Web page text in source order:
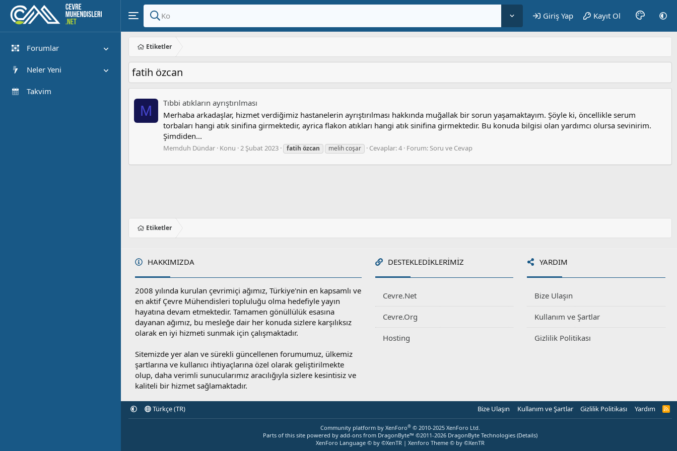
Forumlar
Yeni Mesajlar
Neler Yeni
Öne çıkan içerik
Takvim
Giriş Yap Kayıt Ol
Etiketler
fatih özcan
M
Tıbbi atıkların ayrıştırılması
Merhaba arkadaşlar, hizmet verdiğimiz hastanelerin ayrıştırılması hakkında muğallak bir sorun yaşamaktayım. Şöyle ki, öncellikle serum
torbaları hangi atık sinifina girmektedir, ayrica flakon atıkları hangi atık sinifina girmektedir. Bu konuda bilgisi olan yardımcı olursa sevinirim.
Şimdiden...
Memduh Dündar Konu 2 Şubat 2023 fatih özcan melih coşar Cevaplar: 4 Forum:Soru ve Cevap
Etiketler
HAKKIMIZDA
2008 yılında kurulan çevrimiçi ağımız, Türkiye'nin en kapsamlı ve
en aktif Çevre Mühendisleri topluluğu olma hedefiyle yayın
hayatına devam etmektedir. Tamamen gönüllülük esasına
dayanan ağımız, bu mesleğe dair her konuda sizlere karşılıksız
olarak en iyi hizmeti sunmak için çalışmaktadır.
Sitemizde yer alan ve sürekli güncellenen forumumuz, ülkemiz
şartlarına ve kullanıcı ihtiyaçlarına özel olarak geliştirilmekte
olup, daha verimli sunucularımız aracılığıyla sizlere kesintisiz ve
kaliteli bir hizmet sağlamaktadır.
DESTEKLEDIKLERIMIZ
Cevre.Net
Cevre.Org
Hosting
YARDIM
Bize Ulaşın
Kullanım ve Şartlar
Gizlilik Politikası
Türkçe (TR) Bize Ulaşın Kullanım ve Şartlar Gizlilik Politikası Yardım
R
Community platform by XenForo® © 2010-2025 XenForo Ltd.
Parts of this site powered by add-ons from DragonByte™ ©2011-2026 DragonByte Technologies (Details)
XenForo Language © by ©XenTR | Xenforo Theme © by ©XenTR